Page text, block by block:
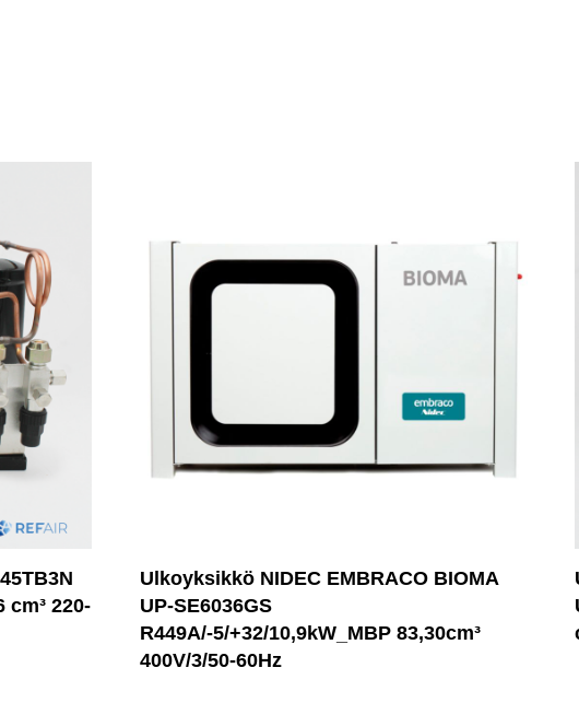
cm³ 220-
Ulkoyksikkö NIDEC EMBRACO BIOMA
UP-SE6036GS
R449A/-5/+32/10,9kW_MBP 83,30cm³
400V/3/50-60Hz